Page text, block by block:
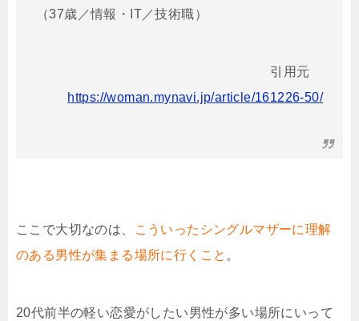
（37歳／情報・IT／技術職）
引用元
https://woman.mynavi.jp/article/161226-50/
ここで大切なのは、
こういったシングルマザーに理解
のある男性が集まる場所に行くこと 。
20代前半の軽い恋愛がしたい男性が多い場所にいって